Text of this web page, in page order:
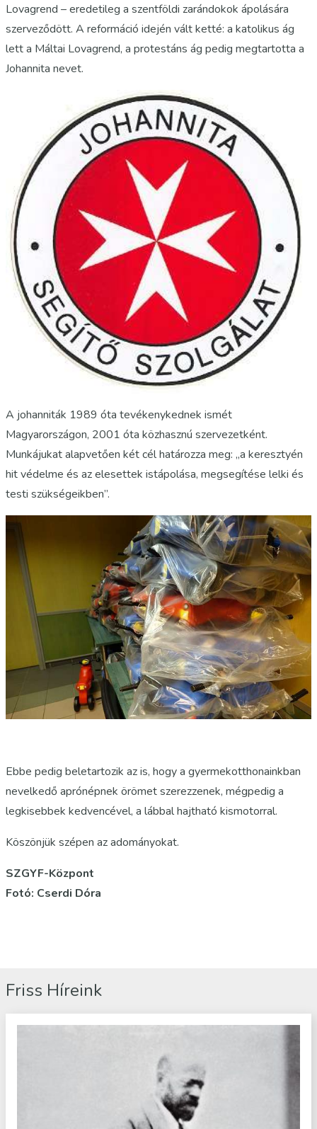
Lovagrend – eredetileg a szentföldi zarándokok ápolására
szerveződött. A reformáció idején vált ketté: a katolikus ág
lett a Máltai Lovagrend, a protestáns ág pedig megtartotta a
Johannita nevet.
A johanniták 1989 óta tevékenykednek ismét
Magyarországon, 2001 óta közhasznú szervezetként.
Munkájukat alapvetően két cél határozza meg: „a keresztyén
hit védelme és az elesettek istápolása, megsegítése lelki és
testi szükségeikben”.
Ebbe pedig beletartozik az is, hogy a gyermekotthonainkban
nevelkedő aprónépnek örömet szerezzenek, mégpedig a
legkisebbek kedvencével, a lábbal hajtható kismotorral.
Köszönjük szépen az adományokat.
SZGYF-Központ
Fotó: Cserdi Dóra
Friss Híreink